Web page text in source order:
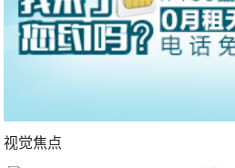
视觉焦点